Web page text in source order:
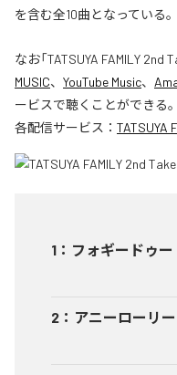
を含む全10曲となっている。
なお「TATSUYA FAMILY 2nd
MUSIC、 YouTube Music、
ービスで聴くことができる。
各配信サービス： TATSUYA
1 ： フォギードゥー
2 ： アニーローリー